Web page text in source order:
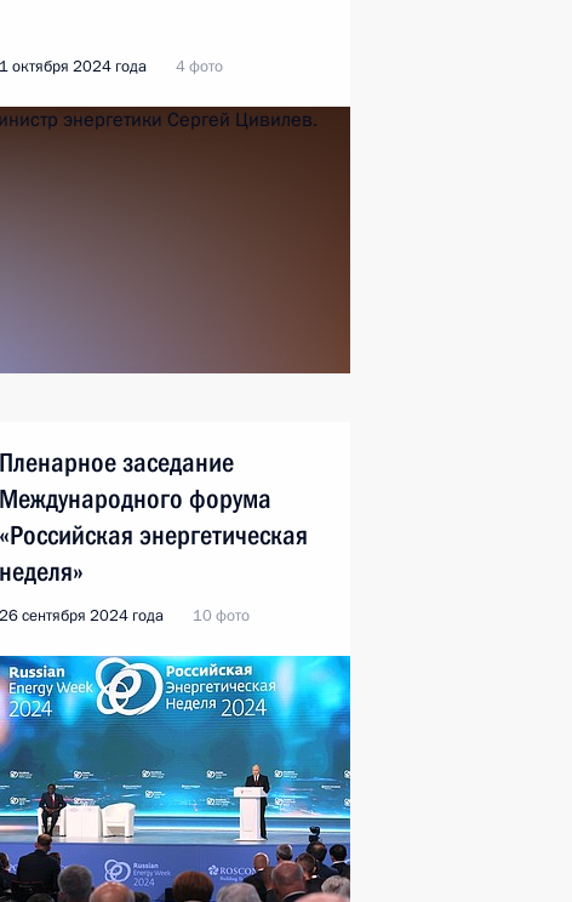
1 октября 2024 года 4 фото
Пленарное заседание
Международного форума
«Российская энергетическая
неделя»
26 сентября 2024 года 10 фото